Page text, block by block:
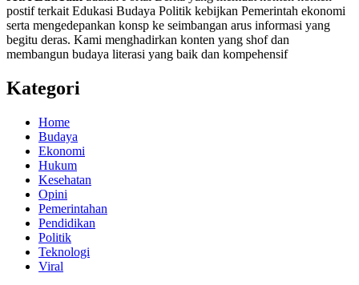
postif terkait Edukasi Budaya Politik kebijkan Pemerintah ekonomi
serta mengedepankan konsp ke seimbangan arus informasi yang
begitu deras. Kami menghadirkan konten yang shof dan
membangun budaya literasi yang baik dan kompehensif
Kategori
Home
Budaya
Ekonomi
Hukum
Kesehatan
Opini
Pemerintahan
Pendidikan
Politik
Teknologi
Viral